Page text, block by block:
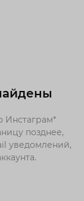
Инстаграм*
позднее,
уведомлений,